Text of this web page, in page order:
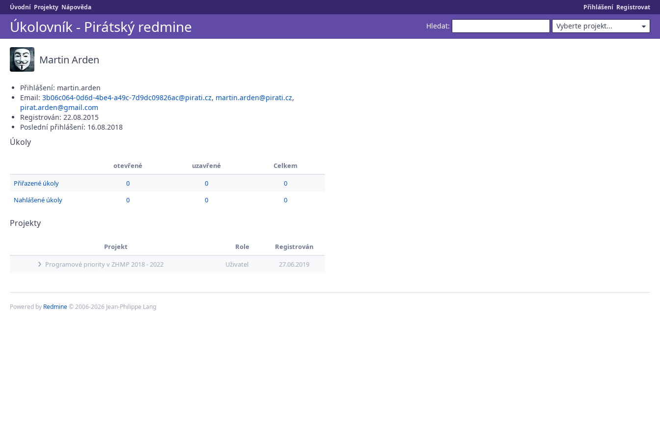
Přihlášení Registrovat
Úvodní Projekty Nápověda
Hledat: Vyberte projekt...
Úkolovník - Pirátský redmine
Martin Arden
Přihlášení: martin.arden
Email: 3b06c064-0d6d-4be4-a49c-7d9dc09826ac@pirati.cz, martin.arden@pirati.cz,
pirat.arden@gmail.com
Registrován: 22.08.2015
Poslední přihlášení: 16.08.2018
Úkoly
otevřené uzavřené
Celkem
Přiřazené úkoly
0 0
0
Nahlášené úkoly
0 0 0
Projekty
Projekt Role
Registrován
Programové priority v ZHMP 2018 - 2022
Uživatel 27.06.2019
Powered by Redmine© 2006-2026 Jean-Philippe Lang